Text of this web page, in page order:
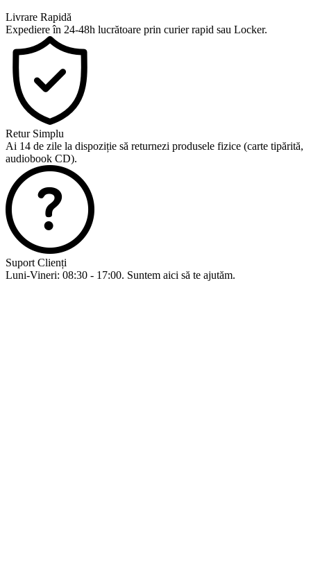
Livrare Rapidă
Expediere în 24-48h lucrătoare prin curier rapid sau Locker.
Retur Simplu
Ai 14 de zile la dispoziție să returnezi produsele fizice (carte tipărită,
audiobook CD).
Suport Clienți
Luni-Vineri: 08:30 - 17:00. Suntem aici să te ajutăm.